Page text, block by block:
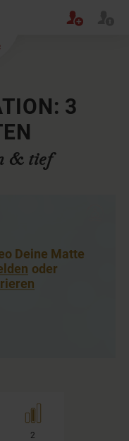
3
& tief
Deine Matte
oder
2